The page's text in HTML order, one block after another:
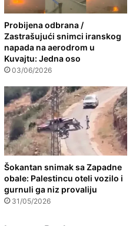
Probijena odbrana /
Zastrašujući snimci iranskog
napada na aerodrom u
Kuvajtu: Jedna oso
03/06/2026
Šokantan snimak sa Zapadne
obale: Palestincu oteli vozilo i
gurnuli ga niz provaliju
31/05/2026